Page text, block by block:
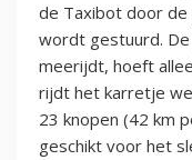
de Taxibot door
wordt gestuurd.
meerijdt, hoeft
rijdt het karretje
23 knopen (42 km
geschikt voor het